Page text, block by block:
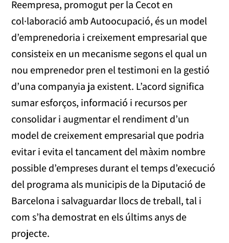
Reempresa, promogut per la Cecot en
col·laboració amb Autoocupació, és un model
d’emprenedoria i creixement empresarial que
consisteix en un mecanisme segons el qual un
nou emprenedor pren el testimoni en la gestió
d’una companyia ja existent. L’acord significa
sumar esforços, informació i recursos per
consolidar i augmentar el rendiment d’un
model de creixement empresarial que podria
evitar i evita el tancament del màxim nombre
possible d’empreses durant el temps d’execució
del programa als municipis de la Diputació de
Barcelona i salvaguardar llocs de treball, tal i
com s’ha demostrat en els últims anys de
projecte.